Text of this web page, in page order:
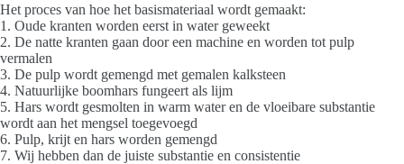
Het proces van hoe het basismateriaal wordt gemaakt:
1. Oude kranten worden eerst in water geweekt
2. De natte kranten gaan door een machine en worden tot pulp
vermalen
3. De pulp wordt gemengd met gemalen kalksteen
4. Natuurlijke boomhars fungeert als lijm
5. Hars wordt gesmolten in warm water en de vloeibare substantie
wordt aan het mengsel toegevoegd
6. Pulp, krijt en hars worden gemengd
7. Wij hebben dan de juiste substantie en consistentie